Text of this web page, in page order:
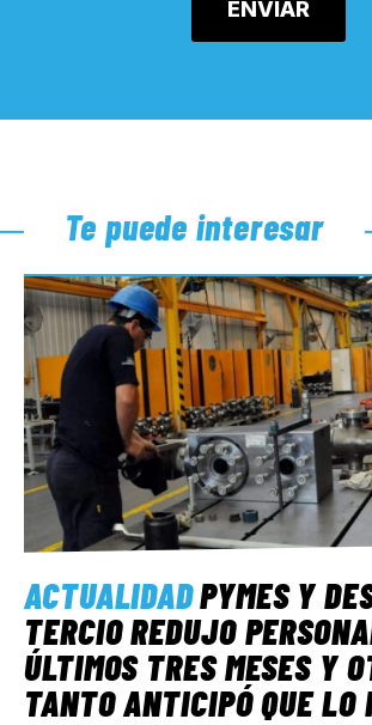
Te puede interesar
ACTUALIDADPYMES Y
TERCIO REDUJO
ÚLTIMOS TRES MESES Y
TANTO ANTICIPÓ QUE LO